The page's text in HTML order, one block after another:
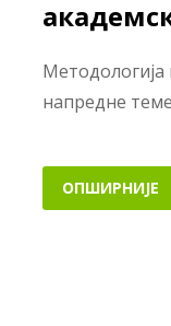
напредне
ОПШИРНИЈЕ